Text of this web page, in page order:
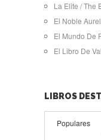
La Elite / The
El Noble
El Mundo De
El Libro De
LIBROS
Populares